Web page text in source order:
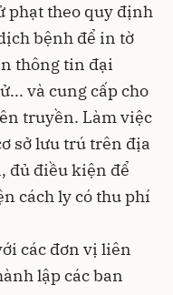
phạt theo quy định
bệnh để in tờ
thông tin đại
và cung cấp cho
truyền. Làm việc
sở lưu trú trên địa
đủ điều kiện để
cách ly có thu phí
các đơn vị liên
lập các ban